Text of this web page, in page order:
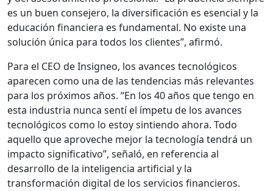
es un buen consejero, la diversificación es esencial y la
educación financiera es fundamental. No existe una
solución única para todos los clientes”, afirmó.
Para el CEO de Insigneo, los avances tecnológicos
aparecen como una de las tendencias más relevantes
para los próximos años. “En los 40 años que tengo en
esta industria nunca sentí el ímpetu de los avances
tecnológicos como lo estoy sintiendo ahora. Todo
aquello que aproveche mejor la tecnología tendrá un
impacto significativo”, señaló, en referencia al
desarrollo de la inteligencia artificial y la
transformación digital de los servicios financieros.